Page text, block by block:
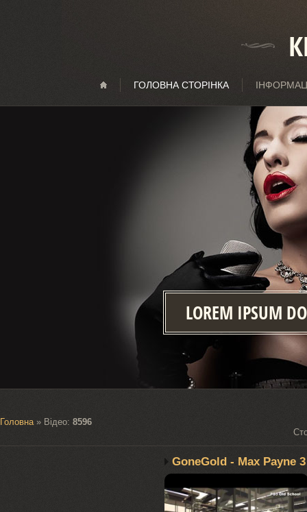
ГОЛОВНА СТОРІНКА
LOREM IPSUM
Головна» Відео: 8596
GoneGold - Max Payne 3